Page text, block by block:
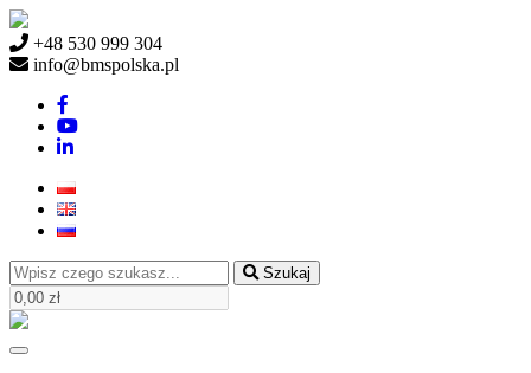
+48 530 999 304
info@bmspolska.pl
Szukaj